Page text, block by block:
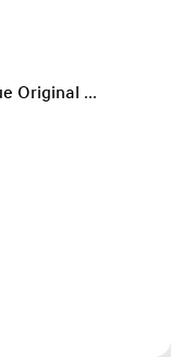
Welcome To Burlesque (Burlesque Original Motion Picture Soundtrack) (Burlesque Original Motion Picture Soundtrack)